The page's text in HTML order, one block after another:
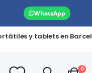
WhatsApp
y tablets en
0